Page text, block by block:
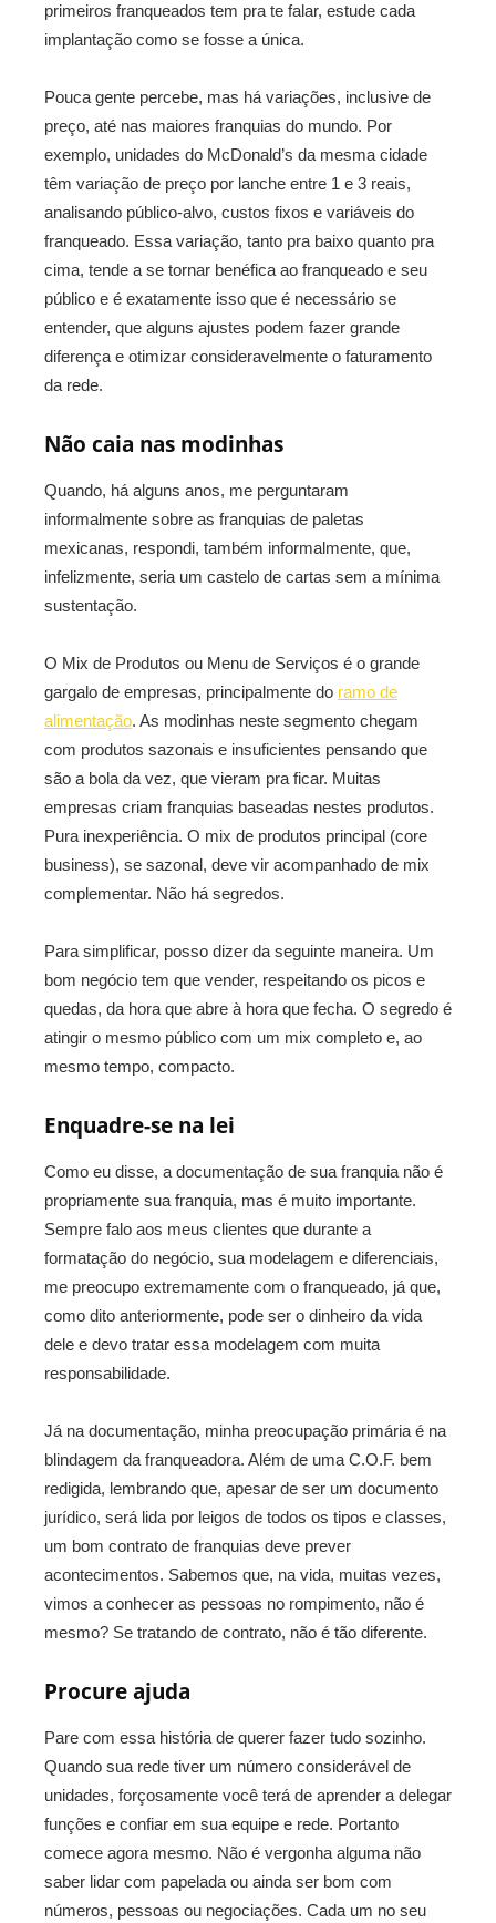
primeiros franqueados tem pra te falar, estude cada
implantação como se fosse a única.
Pouca gente percebe, mas há variações, inclusive de
preço, até nas maiores franquias do mundo. Por
exemplo, unidades do McDonald’s da mesma cidade
têm variação de preço por lanche entre 1 e 3 reais,
analisando público-alvo, custos fixos e variáveis do
franqueado. Essa variação, tanto pra baixo quanto pra
cima, tende a se tornar benéfica ao franqueado e seu
público e é exatamente isso que é necessário se
entender, que alguns ajustes podem fazer grande
diferença e otimizar consideravelmente o faturamento
da rede.
Não caia nas modinhas
Quando, há alguns anos, me perguntaram
informalmente sobre as franquias de paletas
mexicanas, respondi, também informalmente, que,
infelizmente, seria um castelo de cartas sem a mínima
sustentação.
O Mix de Produtos ou Menu de Serviços é o grande
gargalo de empresas, principalmente do ramo de
alimentação. As modinhas neste segmento chegam
com produtos sazonais e insuficientes pensando que
são a bola da vez, que vieram pra ficar. Muitas
empresas criam franquias baseadas nestes produtos.
Pura inexperiência. O mix de produtos principal (core
business), se sazonal, deve vir acompanhado de mix
complementar. Não há segredos.
Para simplificar, posso dizer da seguinte maneira. Um
bom negócio tem que vender, respeitando os picos e
quedas, da hora que abre à hora que fecha. O segredo é
atingir o mesmo público com um mix completo e, ao
mesmo tempo, compacto.
Enquadre-se na lei
Como eu disse, a documentação de sua franquia não é
propriamente sua franquia, mas é muito importante.
Sempre falo aos meus clientes que durante a
formatação do negócio, sua modelagem e diferenciais,
me preocupo extremamente com o franqueado, já que,
como dito anteriormente, pode ser o dinheiro da vida
dele e devo tratar essa modelagem com muita
responsabilidade.
Já na documentação, minha preocupação primária é na
blindagem da franqueadora. Além de uma C.O.F. bem
redigida, lembrando que, apesar de ser um documento
jurídico, será lida por leigos de todos os tipos e classes,
um bom contrato de franquias deve prever
acontecimentos. Sabemos que, na vida, muitas vezes,
vimos a conhecer as pessoas no rompimento, não é
mesmo? Se tratando de contrato, não é tão diferente.
Procure ajuda
Pare com essa história de querer fazer tudo sozinho.
Quando sua rede tiver um número considerável de
unidades, forçosamente você terá de aprender a delegar
funções e confiar em sua equipe e rede. Portanto
comece agora mesmo. Não é vergonha alguma não
saber lidar com papelada ou ainda ser bom com
números, pessoas ou negociações. Cada um no seu